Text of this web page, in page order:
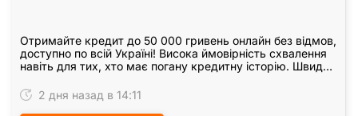
Отримайте кредит до 50 000 гривень онлайн без відмов,
доступно по всій Україні! Висока ймовірність схвалення
навіть для тих, хто має погану кредитну історію. Швидко
2 дня назад в 14:11